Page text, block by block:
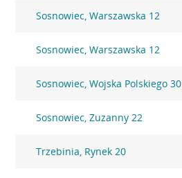
Sosnowiec, Warszawska 12
Sosnowiec, Warszawska 12
Sosnowiec, Wojska Polskiego 30
Sosnowiec, Zuzanny 22
Trzebinia, Rynek 20